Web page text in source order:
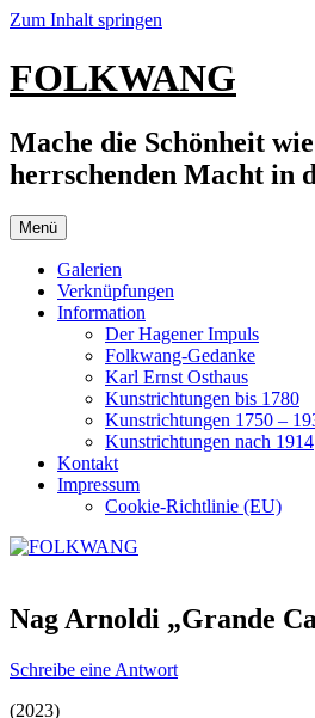
Zum Inhalt springen
FOLKWANG
Mache die Schönheit
herrschenden Macht in
Menü
Galerien
Verknüpfungen
Information
Der Hagener Impuls
Folkwang-Gedanke
Karl Ernst Osthaus
Kunstrichtungen bis 1780
Kunstrichtungen 1750 –
Kunstrichtungen nach 1914
Kontakt
Impressum
Cookie-Richtlinie (EU)
Nag Arnoldi „Grande
Schreibe eine Antwort
(2023)